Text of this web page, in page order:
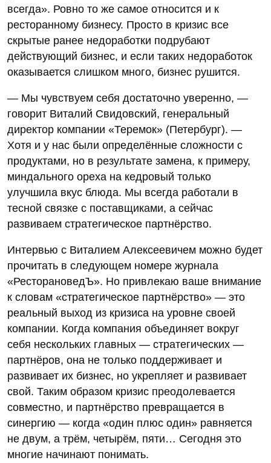
всегда». Ровно то же самое относится и к
ресторанному бизнесу. Просто в кризис все
скрытые ранее недоработки подрубают
действующий бизнес, и если таких недоработок
оказывается слишком много, бизнес рушится.
— Мы чувствуем себя достаточно уверенно, —
говорит Виталий Свидовский, генеральный
директор компании «Теремок» (Петербург). —
Хотя и у нас были определённые сложности с
продуктами, но в результате замена, к примеру,
миндального ореха на кедровый только
улучшила вкус блюда. Мы всегда работали в
тесной связке с поставщиками, а сейчас
развиваем стратегическое партнёрство.
Интервью с Виталием Алексеевичем можно будет
прочитать в следующем номере журнала
«РесторановедЪ». Но привлекаю ваше внимание
к словам «стратегическое партнёрство» — это
реальный выход из кризиса на уровне своей
компании. Когда компания объединяет вокруг
себя нескольких главных — стратегических —
партнёров, она не только поддерживает и
развивает их бизнес, но укрепляет и развивает
свой. Таким образом кризис преодолевается
совместно, и партнёрство превращается в
синергию — когда «один плюс один» равняется
не двум, а трём, четырём, пяти… Сегодня это
многие начинают понимать.